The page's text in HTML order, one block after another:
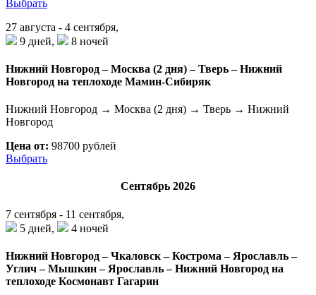
Выбрать
27 августа - 4 сентября,
9 дней,
8 ночей
Нижний Новгород – Москва (2 дня) – Тверь – Нижний
Новгород на теплоходе Мамин-Сибиряк
Нижний Новгород → Москва (2 дня) → Тверь → Нижний
Новгород
Цена от: 98700 рублей
Выбрать
Сентябрь 2026
7 сентября - 11 сентября,
5 дней,
4 ночей
Нижний Новгород – Чкаловск – Кострома – Ярославль –
Углич – Мышкин – Ярославль – Нижний Новгород на
теплоходе Космонавт Гагарин